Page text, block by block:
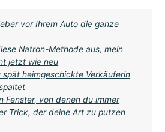
vor Ihrem Auto die ganze
Natron-Methode aus, mein
jetzt wie neu
spät heimgeschickte Verkäuferin
Fenster, von denen du immer
Trick, der deine Art zu putzen